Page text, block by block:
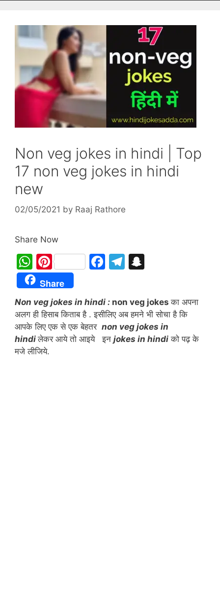
Non veg jokes in hindi | Top
17 non veg jokes in hindi
new
02/05/2021 by Raaj Rathore
Share Now
W
h
at
s
A
p
p
Pi
nt
er
e
st
F
e
b
o
T
gr
a
m
p
c
h
Share
Non veg jokes in hindi : non veg jokesका अपना
अलग ही हिसाब किताब है . इसीलिए अब हमने भी सोचा है कि
आपके लिए एक से एक बेहतर non veg jokes in
hindi लेकर आये तो आइये इन jokes in hindi को पढ़ के
मजे लीजिये.